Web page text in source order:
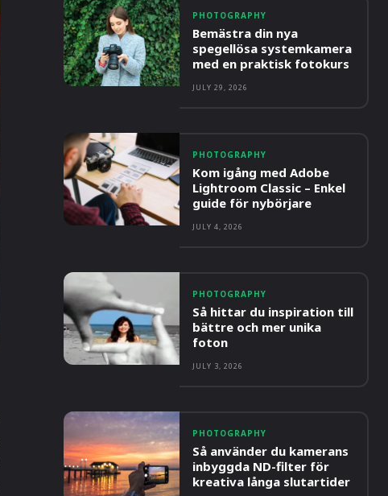
PHOTOGRAPHY
Bemästra din nya
spegellösa systemkamera
med en praktisk fotokurs
JULY 29, 2026
PHOTOGRAPHY
Kom igång med Adobe
Lightroom Classic – Enkel
guide för nybörjare
JULY 4, 2026
PHOTOGRAPHY
Så hittar du inspiration till
bättre och mer unika
foton
JULY 3, 2026
PHOTOGRAPHY
Så använder du kamerans
inbyggda ND-filter för
kreativa långa slutartider